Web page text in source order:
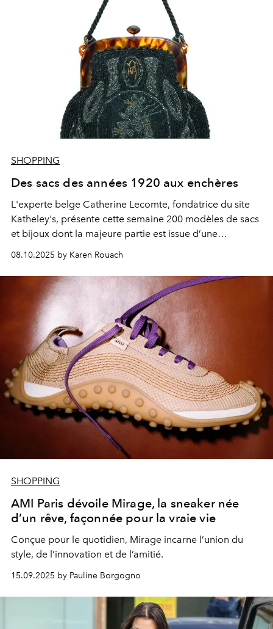
SHOPPING
Des sacs des années 1920 aux enchères
L'experte belge Catherine Lecomte, fondatrice du site
Katheley's, présente cette semaine 200 modèles de sacs
et bijoux dont la majeure partie est issue d’une
prestigieuse collection privée.
08.10.2025 by Karen Rouach
SHOPPING
AMI Paris dévoile Mirage, la sneaker née
d’un rêve, façonnée pour la vraie vie
Conçue pour le quotidien, Mirage incarne l’union du
style, de l’innovation et de l’amitié.
15.09.2025 by Pauline Borgogno